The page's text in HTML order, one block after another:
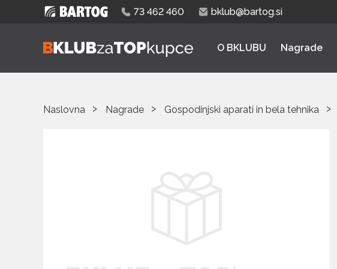
73 462 460 bklub@bartog.si
O BKLUBU Nagrade
Naslovna Nagrade Gospodinjski aparati in bela tehnika